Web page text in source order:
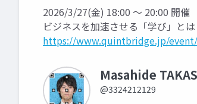
2026/3/27(金) 18:00 〜 20:00 開催
ビジネスを加速させる「学び」と
https://www.quintbridge.jp/
Masahide
@3324212129